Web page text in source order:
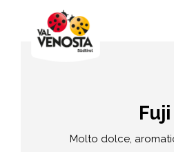
Fuji
Molto dolce,